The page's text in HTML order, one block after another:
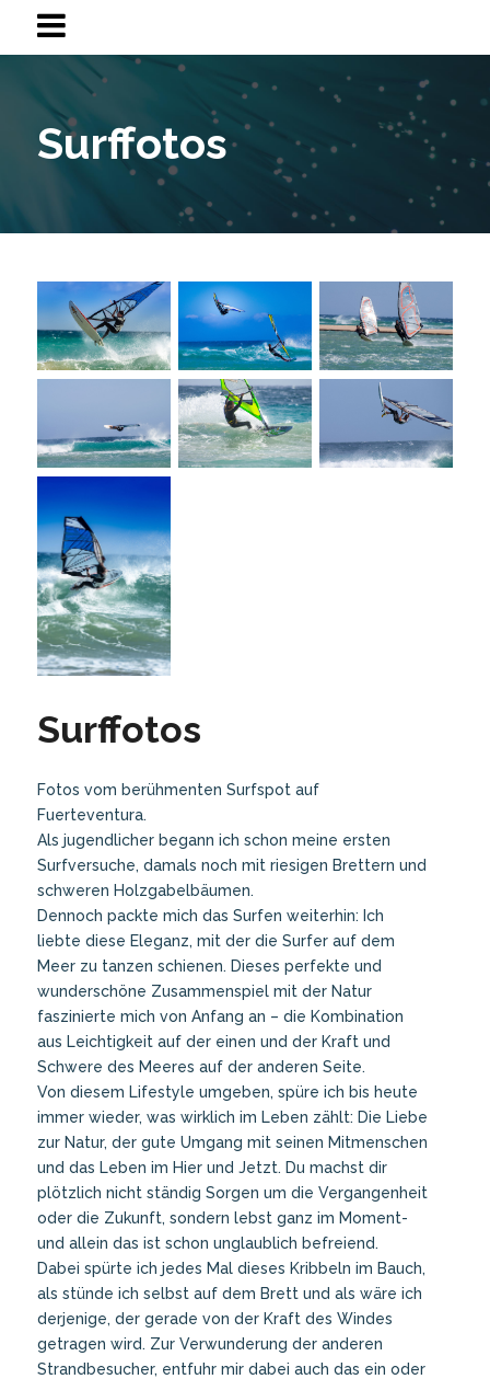
Surffotos
Surffotos
Fotos vom berühmenten Surfspot auf
Fuerteventura.
Als jugendlicher begann ich schon meine ersten
Surfversuche, damals noch mit riesigen Brettern und
schweren Holzgabelbäumen.
Dennoch packte mich das Surfen weiterhin: Ich
liebte diese Eleganz, mit der die Surfer auf dem
Meer zu tanzen schienen. Dieses perfekte und
wunderschöne Zusammenspiel mit der Natur
faszinierte mich von Anfang an – die Kombination
aus Leichtigkeit auf der einen und der Kraft und
Schwere des Meeres auf der anderen Seite.
Von diesem Lifestyle umgeben, spüre ich bis heute
immer wieder, was wirklich im Leben zählt: Die Liebe
zur Natur, der gute Umgang mit seinen Mitmenschen
und das Leben im Hier und Jetzt. Du machst dir
plötzlich nicht ständig Sorgen um die Vergangenheit
oder die Zukunft, sondern lebst ganz im Moment-
und allein das ist schon unglaublich befreiend.
Dabei spürte ich jedes Mal dieses Kribbeln im Bauch,
als stünde ich selbst auf dem Brett und als wäre ich
derjenige, der gerade von der Kraft des Windes
getragen wird. Zur Verwunderung der anderen
Strandbesucher, entfuhr mir dabei auch das ein oder